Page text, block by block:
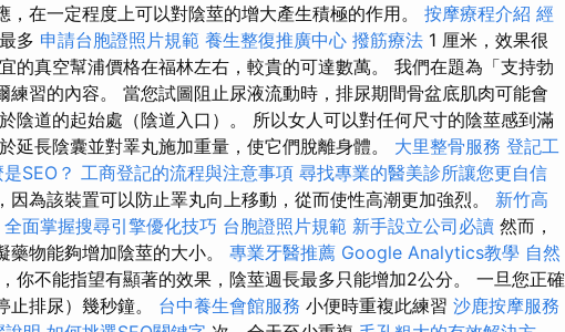
在一定程度上可以對陰莖的增大產生積極的作用。 按摩療程介紹 經
多 申請台胞證照片規範 養生整復推廣中心 撥筋療法 1 厘米，效果很
的真空幫浦價格在福林左右，較貴的可達數萬。 我們在題為「支持勃
練習的內容。 當您試圖阻止尿液流動時，排尿期間骨盆底肌肉可能會
陰道的起始處（陰道入口）。 所以女人可以對任何尺寸的陰莖感到滿
延長陰囊並對睪丸施加重量，使它們脫離身體。 大里整骨服務 登記工
SEO？ 工商登記的流程與注意事項 尋找專業的醫美診所讓您更自信
為該裝置可以防止睪丸向上移動，從而使性高潮更加強烈。 新竹高
全面掌握搜尋引擎優化技巧 台胞證照片規範 新手設立公司必讀 然而，
物能夠增加陰莖的大小。 專業牙醫推薦 Google Analytics教學 自然
你不能指望有顯著的效果，陰莖週長最多只能增加2公分。 一旦您正確
止排尿）幾秒鐘。 台中養生會館服務 小便時重複此練習 沙鹿按摩服務